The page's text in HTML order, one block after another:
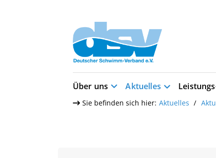
Über uns Aktuelles
Sie befinden sich hier: Aktuelles